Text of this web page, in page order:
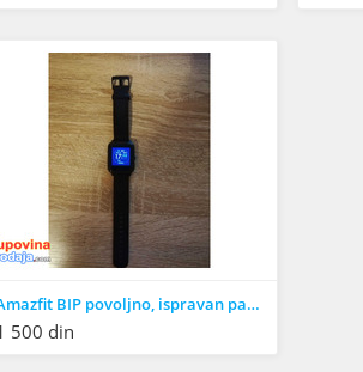
Amazfit BIP povoljno, ispravan pametni sat
500 din